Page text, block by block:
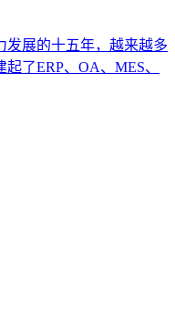
发展的十五年，越来越多
了ERP、OA、MES、